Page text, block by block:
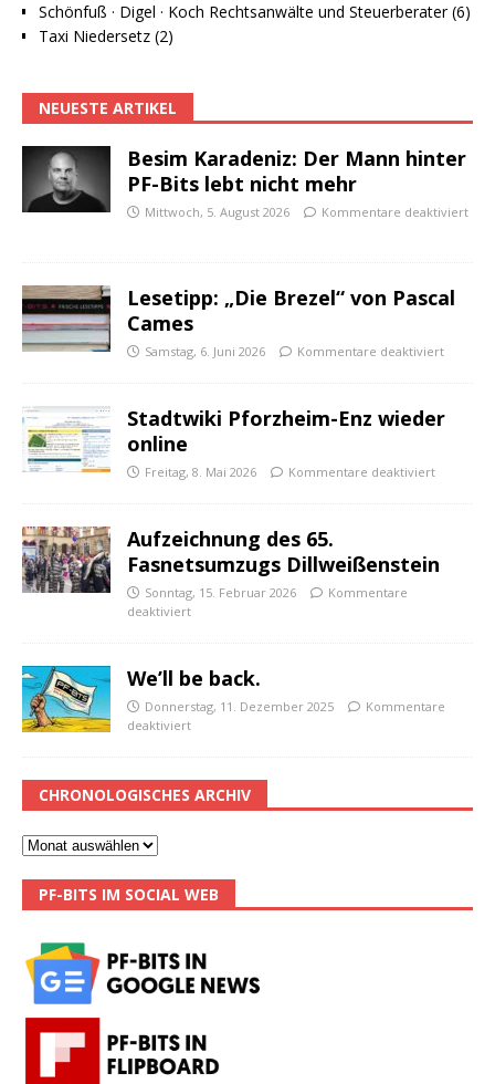
Schönfuß · Digel · Koch Rechtsanwälte und Steuerberater (6)
Taxi Niedersetz (2)
NEUESTE ARTIKEL
Besim Karadeniz: Der Mann hinter
PF-Bits lebt nicht mehr
Mittwoch, 5. August 2026 Kommentare deaktiviert
Lesetipp: „Die Brezel“ von Pascal
Cames
Samstag, 6. Juni 2026 Kommentare deaktiviert
Stadtwiki Pforzheim-Enz wieder
online
Freitag, 8. Mai 2026 Kommentare deaktiviert
Aufzeichnung des 65.
Fasnetsumzugs Dillweißenstein
Sonntag, 15. Februar 2026
Kommentare
deaktiviert
We’ll be back.
Donnerstag, 11. Dezember 2025
Kommentare
deaktiviert
CHRONOLOGISCHES ARCHIV
PF-BITS IM SOCIAL WEB